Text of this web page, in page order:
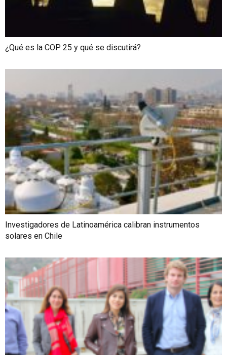
¿Qué es la COP 25 y qué se discutirá?
Investigadores de Latinoamérica calibran instrumentos
solares en Chile